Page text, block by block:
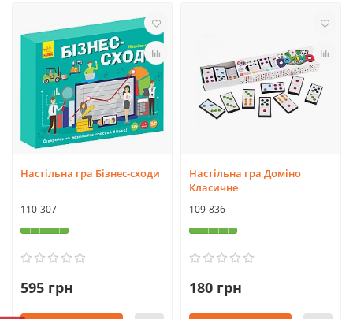
Настільна гра Бізнес-сходи
110-307
595 грн
Настільна гра Доміно
Класичне
109-836
180 грн